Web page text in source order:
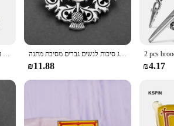
pattern, with its rich colors and intricate design,
choice. Its lightweight and foldable design
looking to offer a unique and stylish
סקוטלנד כחול מתכת דגל דש תגי סיכה לבגדים ב תיקוני Rozety Papierowe סמל תרמיל KS-0241 הנכרי תכשיטי סיכת סקוטלנד לאומי פרח גדילן סקוטי אירי סיכת סיכת תג סיכות לנשים גברים מסיבת מתנה
₪11.88 ₪4.17